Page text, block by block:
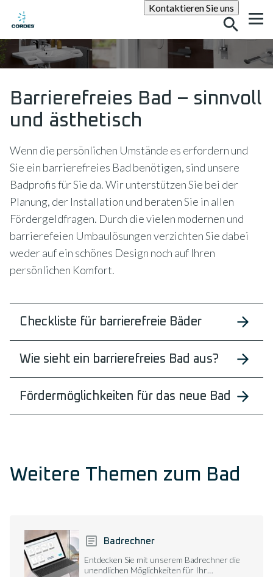
Kontaktieren Sie unsSuche
Barrierefreies Bad – sinnvoll
und ästhetisch
Wenn die persönlichen Umstände es erfordern und
Sie ein barrierefreies Bad benötigen, sind unsere
Badprofis für Sie da. Wir unterstützen Sie bei der
Planung, der Installation und beraten Sie in allen
Fördergeldfragen. Durch die vielen modernen und
barrierefeien Umbaulösungen verzichten Sie dabei
weder auf ein schönes Design noch auf Ihren
persönlichen Komfort.
Checkliste für barrierefreie Bäder
Wie sieht ein barrierefreies Bad aus?
Förder­möglich­keiten für das neue Bad
Weitere Themen zum Bad
Badrechner
Entdecken Sie mit unserem Badrechner die
unendlichen Möglichkeiten für Ihr